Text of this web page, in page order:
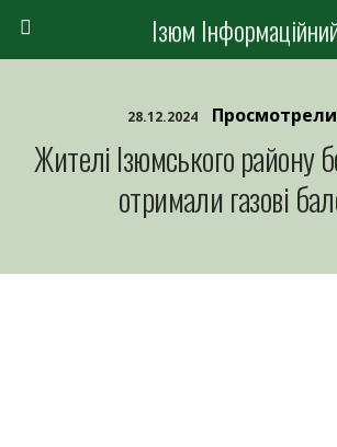
Ізюм
28.12.2024
Жителі Ізюмського району
отримали газові